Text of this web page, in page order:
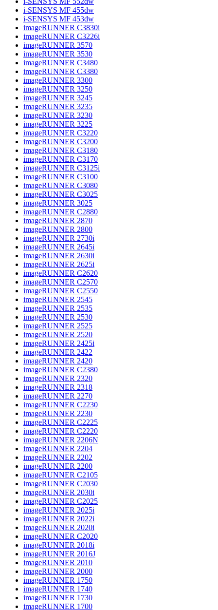
i-SENSYS MF 455dw
i-SENSYS MF 453dw
imageRUNNER C3830i
imageRUNNER C3226i
imageRUNNER 3570
imageRUNNER 3530
imageRUNNER C3480
imageRUNNER C3380
imageRUNNER 3300
imageRUNNER 3250
imageRUNNER 3245
imageRUNNER 3235
imageRUNNER 3230
imageRUNNER 3225
imageRUNNER C3220
imageRUNNER C3200
imageRUNNER C3180
imageRUNNER C3170
imageRUNNER C3125i
imageRUNNER C3100
imageRUNNER C3080
imageRUNNER C3025
imageRUNNER 3025
imageRUNNER C2880
imageRUNNER 2870
imageRUNNER 2800
imageRUNNER 2730i
imageRUNNER 2645i
imageRUNNER 2630i
imageRUNNER 2625i
imageRUNNER C2620
imageRUNNER C2570
imageRUNNER C2550
imageRUNNER 2545
imageRUNNER 2535
imageRUNNER 2530
imageRUNNER 2525
imageRUNNER 2520
imageRUNNER 2425i
imageRUNNER 2422
imageRUNNER 2420
imageRUNNER C2380
imageRUNNER 2320
imageRUNNER 2318
imageRUNNER 2270
imageRUNNER C2230
imageRUNNER 2230
imageRUNNER C2225
imageRUNNER C2220
imageRUNNER 2206N
imageRUNNER 2204
imageRUNNER 2202
imageRUNNER 2200
imageRUNNER C2105
imageRUNNER C2030
imageRUNNER 2030i
imageRUNNER C2025
imageRUNNER 2025i
imageRUNNER 2022i
imageRUNNER 2020i
imageRUNNER C2020
imageRUNNER 2018i
imageRUNNER 2016J
imageRUNNER 2010
imageRUNNER 2000
imageRUNNER 1750
imageRUNNER 1740
imageRUNNER 1730
imageRUNNER 1700